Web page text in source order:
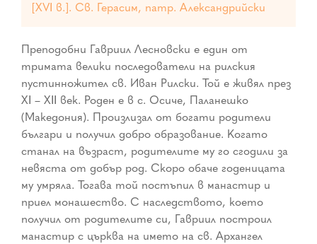
[ХVІ в.]. Св. Герасим, патр. Александрийски
Преподобни Гавриил Лесновски е един от
тримата велики последователи на рилския
пустинножител св. Иван Рилски. Той е живял през
ХІ – ХІІ век. Роден е в с. Осиче, Паланешко
(Македония). Произлизал от богати родители
българи и получил добро образование. Когато
станал на възраст, родителите му го сгодили за
невяста от добър род. Скоро обаче годеницата
му умряла. Тогава той постъпил в манастир и
приел монашество. С наследството, което
получил от родителите си, Гавриил построил
манастир с църква на името на св. Архангел